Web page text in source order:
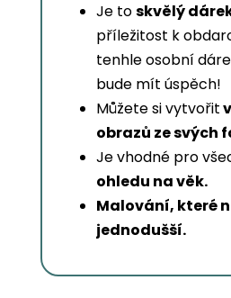
Je toskvělý
příležitost k
tenhle osobní
bude mít úspěch!
Můžete si vytvořit
obrazů ze svých
Je vhodné pro
ohledu na věk.
Malování, které
jednodušší.